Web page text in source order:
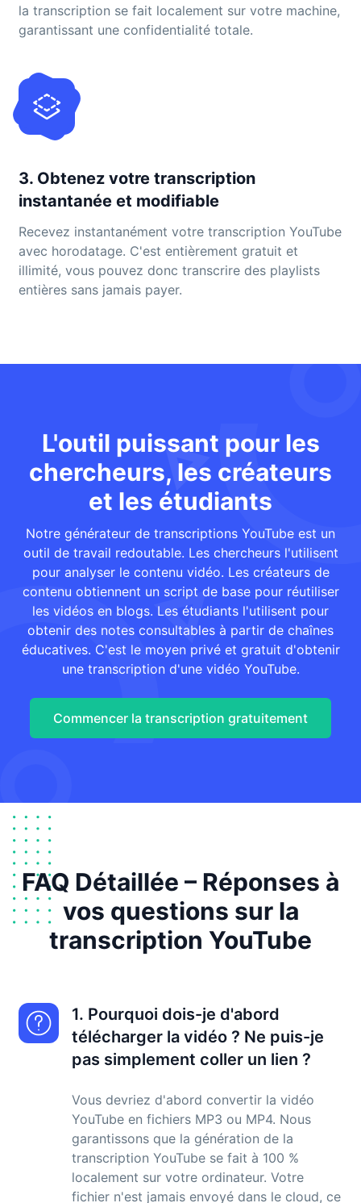
la transcription se fait localement sur votre machine,
garantissant une confidentialité totale.
3. Obtenez votre transcription
instantanée et modifiable
Recevez instantanément votre transcription YouTube
avec horodatage. C'est entièrement gratuit et
illimité, vous pouvez donc transcrire des playlists
entières sans jamais payer.
L'outil puissant pour les
chercheurs, les créateurs
et les étudiants
Notre générateur de transcriptions YouTube est un
outil de travail redoutable. Les chercheurs l'utilisent
pour analyser le contenu vidéo. Les créateurs de
contenu obtiennent un script de base pour réutiliser
les vidéos en blogs. Les étudiants l'utilisent pour
obtenir des notes consultables à partir de chaînes
éducatives. C'est le moyen privé et gratuit d'obtenir
une transcription d'une vidéo YouTube.
Commencer la transcription gratuitement
FAQ Détaillée – Réponses à
vos questions sur la
transcription YouTube
1. Pourquoi dois-je d'abord
télécharger la vidéo ? Ne puis-je
pas simplement coller un lien ?
Vous devriez d'abord convertir la vidéo
YouTube en fichiers MP3 ou MP4. Nous
garantissons que la génération de la
transcription YouTube se fait à 100 %
localement sur votre ordinateur. Votre
fichier n'est jamais envoyé dans le cloud, ce